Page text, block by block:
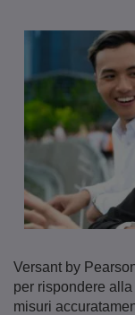
Versant by
per rispondere
misuri